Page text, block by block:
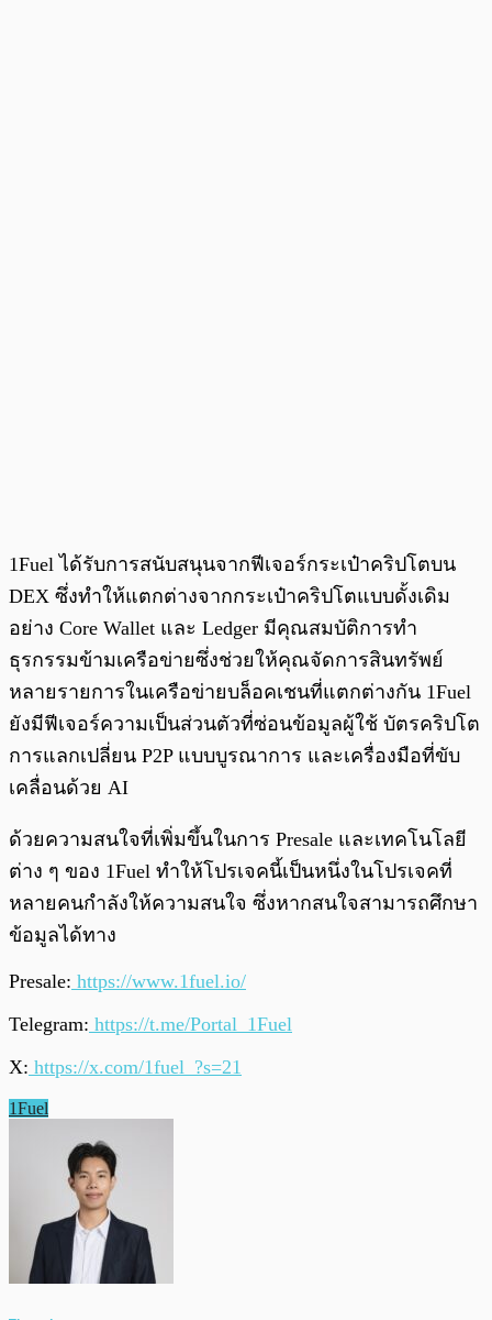
1Fuel ได้รับการสนับสนุนจากฟีเจอร์กระเป๋าคริปโตบน
DEX ซึ่งทำให้แตกต่างจากกระเป๋าคริปโตแบบดั้งเดิม
อย่าง Core Wallet และ Ledger มีคุณสมบัติการทำ
ธุรกรรมข้ามเครือข่ายซึ่งช่วยให้คุณจัดการสินทรัพย์
หลายรายการในเครือข่ายบล็อคเชนที่แตกต่างกัน 1Fuel
ยังมีฟีเจอร์ความเป็นส่วนตัวที่ซ่อนข้อมูลผู้ใช้ บัตรคริปโต
การแลกเปลี่ยน P2P แบบบูรณาการ และเครื่องมือที่ขับ
เคลื่อนด้วย AI
ด้วยความสนใจที่เพิ่มขึ้นในการ​ Presale และเทคโนโลยี
ต่าง ๆ ของ 1Fuel ทำให้โปรเจคนี้เป็นหนึ่งในโปรเจคที่
หลายคนกำลังให้ความสนใจ ซึ่งหากสนใจสามารถศึกษา
ข้อมูลได้ทาง
Presale: https://www.1fuel.io/
Telegram: https://t.me/Portal_1Fuel
X: https://x.com/1fuel_?s=21
1Fuel